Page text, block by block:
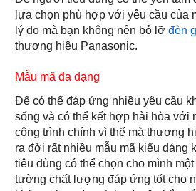
lựa chọn phù hợp với yêu cầu của
lý do mà bạn không nên bỏ lỡ đèn
thương hiệu Panasonic.
Mẫu mã đa dạng
Để có thể đáp ứng nhiều yêu cầu
sống và có thể kết hợp hài hòa với
công trình chính vì thế mà thương
ra đời rất nhiều mẫu mã kiểu dáng
tiêu dùng có thể chọn cho mình
tường chất lượng đáp ứng tốt cho